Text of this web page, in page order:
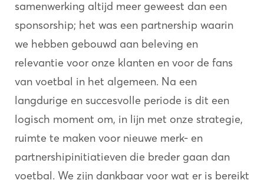
samenwerking altijd meer geweest dan een
sponsorship; het was een partnership waarin
we hebben gebouwd aan beleving en
relevantie voor onze klanten en voor de fans
van voetbal in het algemeen. Na een
langdurige en succesvolle periode is dit een
logisch moment om, in lijn met onze strategie,
ruimte te maken voor nieuwe merk- en
partnershipinitiatieven die breder gaan dan
voetbal. We zijn dankbaar voor wat er is bereikt